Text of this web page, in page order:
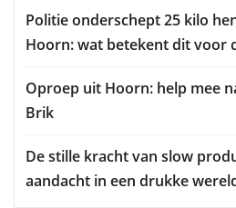
Politie onderschept 25 kilo
Hoorn: wat betekent dit voor
Oproep uit Hoorn: help mee
Brik
De stille kracht van slow
aandacht in een drukke